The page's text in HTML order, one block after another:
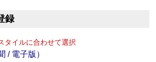
録
タイルに合わせて選択
/ 電子版）